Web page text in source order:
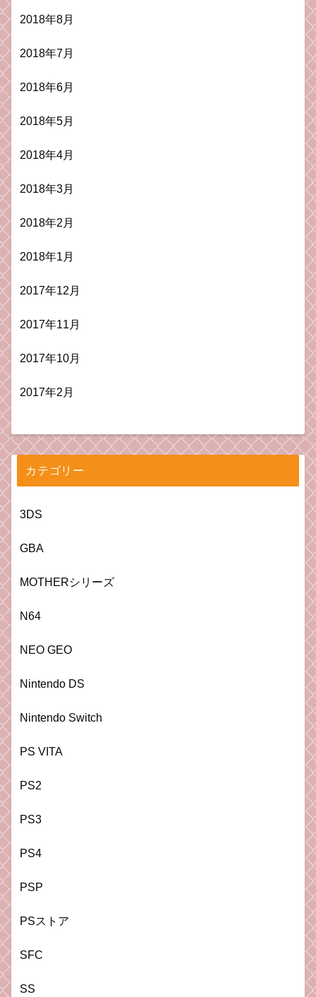
2018年8月
2018年7月
2018年6月
2018年5月
2018年4月
2018年3月
2018年2月
2018年1月
2017年12月
2017年11月
2017年10月
2017年2月
カテゴリー
3DS
GBA
MOTHERシリーズ
N64
NEO GEO
Nintendo DS
Nintendo Switch
PS VITA
PS2
PS3
PS4
PSP
PSストア
SFC
SS